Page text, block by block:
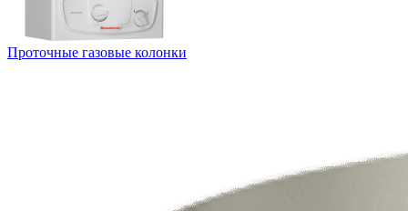
Проточные газовые колонки